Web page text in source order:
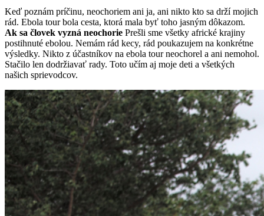
Keď poznám príčinu, neochoriem ani ja, ani nikto kto sa drží mojich
rád. Ebola tour bola cesta, ktorá mala byť toho jasným dôkazom.
Ak sa človek vyzná neochorie Prešli sme všetky africké krajiny
postihnuté ebolou. Nemám rád kecy, rád poukazujem na konkrétne
výsledky. Nikto z účastníkov na ebola tour neochorel a ani nemohol.
Stačilo len dodržiavať rady. Toto učím aj moje deti a všetkých
našich sprievodcov.